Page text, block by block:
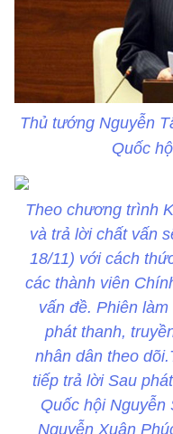
Thủ tướng Nguyễn
Quốc
Theo chương trình
và trả lời chất vấn
18/11) với cách
các thành viên
vấn đề. Phiên
phát thanh,
nhân dân theo
tiếp trả lời Sau
Quốc hội Nguyễn
Nguyễn Xuân